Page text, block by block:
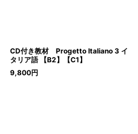
CD付き教材 Progetto Italiano 3 イ
タリア語 【B2】【C1】
9,800円